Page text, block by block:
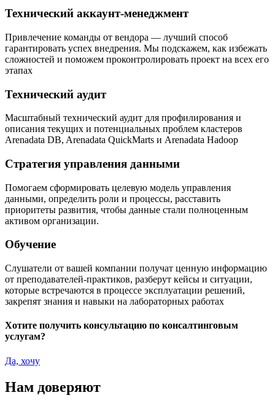
Технический аккаунт-менеджмент
Привлечение команды от вендора — лучший способ
гарантировать успех внедрения. Мы подскажем, как избежать
сложностей и поможем проконтролировать проект на всех его
этапах
Технический аудит
Масштабный технический аудит для профилирования и
описания текущих и потенциальных проблем кластеров
Arenadata DB, Arenadata QuickMarts и Arenadata Hadoop
Стратегия управления данными
Помогаем сформировать целевую модель управления
данными, определить роли и процессы, расставить
приоритеты развития, чтобы данные стали полноценным
активом организации.
Обучение
Слушатели от вашей компании получат ценную информацию
от преподавателей-практиков, разберут кейсы и ситуации,
которые встречаются в процессе эксплуатации решений,
закрепят знания и навыки на лабораторных работах
Хотите получить консультацию по консалтинговым
услугам?
Да, хочу
Нам доверяют